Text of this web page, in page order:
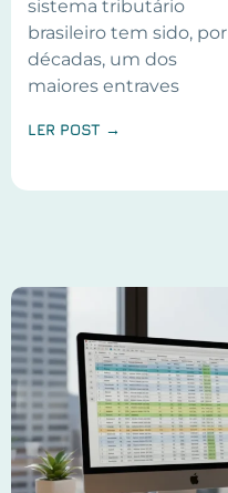
sistema tributário
brasileiro tem sido, por
décadas, um dos
maiores entraves
LER POST →